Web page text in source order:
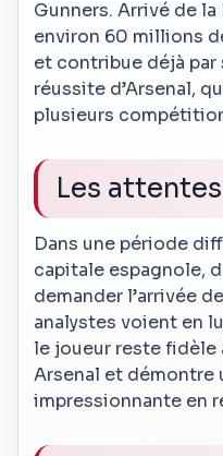
Gunners. Arrivé de
environ 60 millions
et contribue déjà par
réussite d’Arsenal,
plusieurs
Les
Dans une période
capitale espagnole,
demander l’arrivée
analystes voient en
le joueur reste fidèle
Arsenal et démontre
impressionnante en